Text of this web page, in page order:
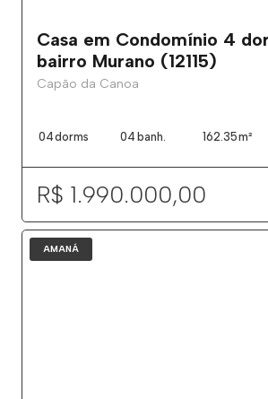
Casa em Condomínio 4
bairro Murano (12115)
Capão da Canoa
04dorms 04 banh. 162.35m²
R$ 1.990.000,00
AMANÁ